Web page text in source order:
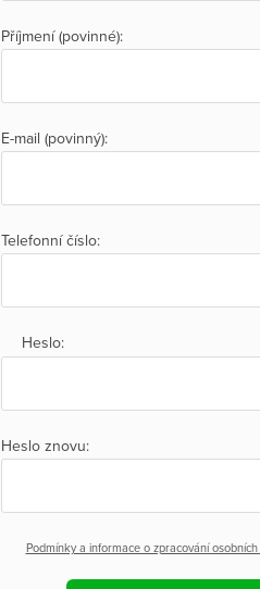
Příjmení (povinné):
E-mail (povinný):
Telefonní číslo:
Heslo:
Heslo znovu:
Podmínky a informace o zpracování